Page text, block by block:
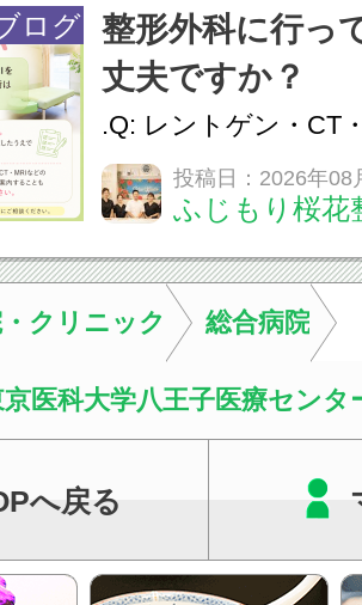
慣など様々です。痛
し、お一人おひとり
をご提案します。.#
ログ
整形外科に行っ
丈夫ですか？
.Q: レントゲン・CT
いなくても施術は受
A: はい、受けられま
態を丁寧に確認した
います。必要に応じ
ン・CT・MRIなどの
投稿日：2026年08
ふじもり桜花
クリニック 総合病院
医科大学八王子医療センタ
へ戻る